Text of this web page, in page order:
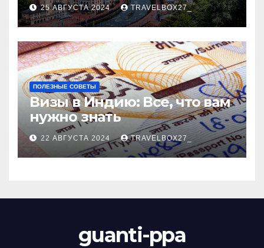
25 АВГУСТА 2024 TRAVELBOX27_
ПОЛЕЗНЫЕ СОВЕТЫ
Визы в Индию: Все, что вам
нужно знать
22 АВГУСТА 2024 TRAVELBOX27_
guanti-ppa